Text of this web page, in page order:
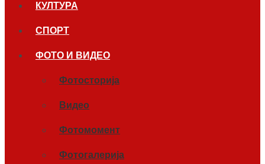
КУЛТУРА
СПОРТ
ФОТО И ВИДЕО
Фотосторија
Видео
Фотомомент
Фотогалерија